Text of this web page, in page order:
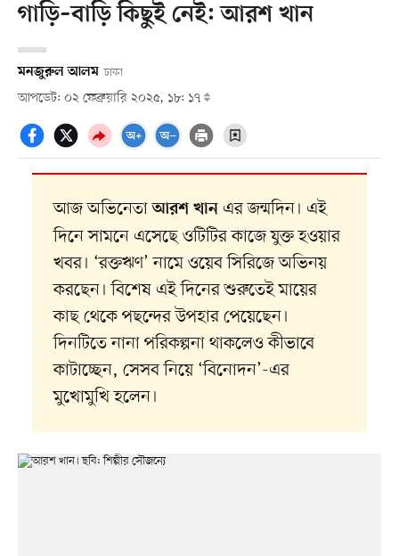
গাড়ি–বাড়ি কিছুই নেই: আরশ খান
মনজুরুল আলম ঢাকা
আপডেট: ০২ ফেব্রুয়ারি ২০২৫, ১৮: ১৭
আজ অভিনেতাআরশ খান এর জন্মদিন। এই
দিনে সামনে এসেছে ওটিটির কাজে যুক্ত হওয়ার
খবর। ‘রক্তঋণ’ নামে ওয়েব সিরিজে অভিনয়
করছেন। বিশেষ এই দিনের শুরুতেই মায়ের
কাছ থেকে পছন্দের উপহার পেয়েছেন।
দিনটিতে নানা পরিকল্পনা থাকলেও কীভাবে
কাটাচ্ছেন, সেসব নিয়ে ‘বিনোদন’-এর
মুখোমুখি হলেন।